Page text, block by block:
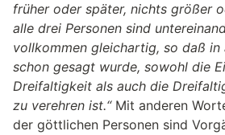
früher oder später, nichts größer
alle drei Personen sind
vollkommen gleichartig, so daß in
schon gesagt wurde, sowohl die
Dreifaltigkeit als auch die
zu verehren ist.“Mit anderen
der göttlichen Personen sind